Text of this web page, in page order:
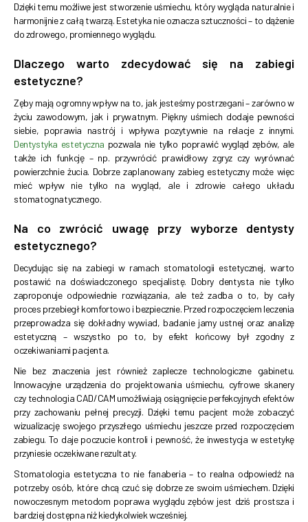
Dzięki temu możliwe jest stworzenie uśmiechu, który wygląda naturalnie i
harmonijnie z całą twarzą. Estetyka nie oznacza sztuczności – to dążenie
do zdrowego, promiennego wyglądu.
Dlaczego warto zdecydować się na zabiegi
estetyczne?
Zęby mają ogromny wpływ na to, jak jesteśmy postrzegani – zarówno w
życiu zawodowym, jak i prywatnym. Piękny uśmiech dodaje pewności
siebie, poprawia nastrój i wpływa pozytywnie na relacje z innymi.
Dentystyka estetyczna pozwala nie tylko poprawić wygląd zębów, ale
także ich funkcję – np. przywrócić prawidłowy zgryz czy wyrównać
powierzchnie żucia. Dobrze zaplanowany zabieg estetyczny może więc
mieć wpływ nie tylko na wygląd, ale i zdrowie całego układu
stomatognatycznego.
Na co zwrócić uwagę przy wyborze dentysty
estetycznego?
Decydując się na zabiegi w ramach stomatologii estetycznej, warto
postawić na doświadczonego specjalistę. Dobry dentysta nie tylko
zaproponuje odpowiednie rozwiązania, ale też zadba o to, by cały
proces przebiegł komfortowo i bezpiecznie. Przed rozpoczęciem leczenia
przeprowadza się dokładny wywiad, badanie jamy ustnej oraz analizę
estetyczną – wszystko po to, by efekt końcowy był zgodny z
oczekiwaniami pacjenta.
Nie bez znaczenia jest również zaplecze technologiczne gabinetu.
Innowacyjne urządzenia do projektowania uśmiechu, cyfrowe skanery
czy technologia CAD/CAM umożliwiają osiągnięcie perfekcyjnych efektów
przy zachowaniu pełnej precyzji. Dzięki temu pacjent może zobaczyć
wizualizację swojego przyszłego uśmiechu jeszcze przed rozpoczęciem
zabiegu. To daje poczucie kontroli i pewność, że inwestycja w estetykę
przyniesie oczekiwane rezultaty.
Stomatologia estetyczna to nie fanaberia – to realna odpowiedź na
potrzeby osób, które chcą czuć się dobrze ze swoim uśmiechem. Dzięki
nowoczesnym metodom poprawa wyglądu zębów jest dziś prostsza i
bardziej dostępna niż kiedykolwiek wcześniej.